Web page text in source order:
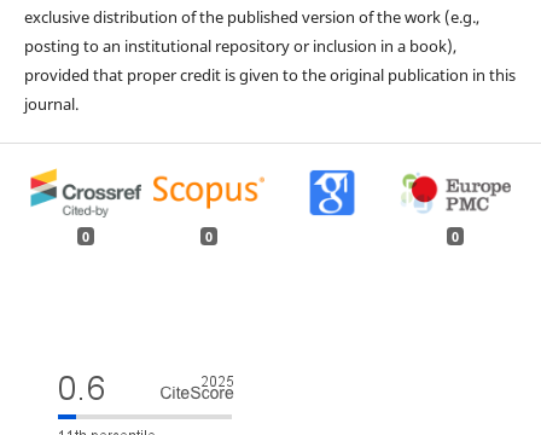
exclusive distribution of the published version of the work (e.g.,
posting to an institutional repository or inclusion in a book),
provided that proper credit is given to the original publication in this
journal.
0 0 0